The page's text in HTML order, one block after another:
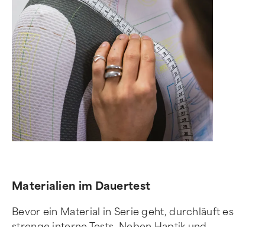
Materialien im Dauertest
Bevor ein Material in Serie geht, durchläuft es